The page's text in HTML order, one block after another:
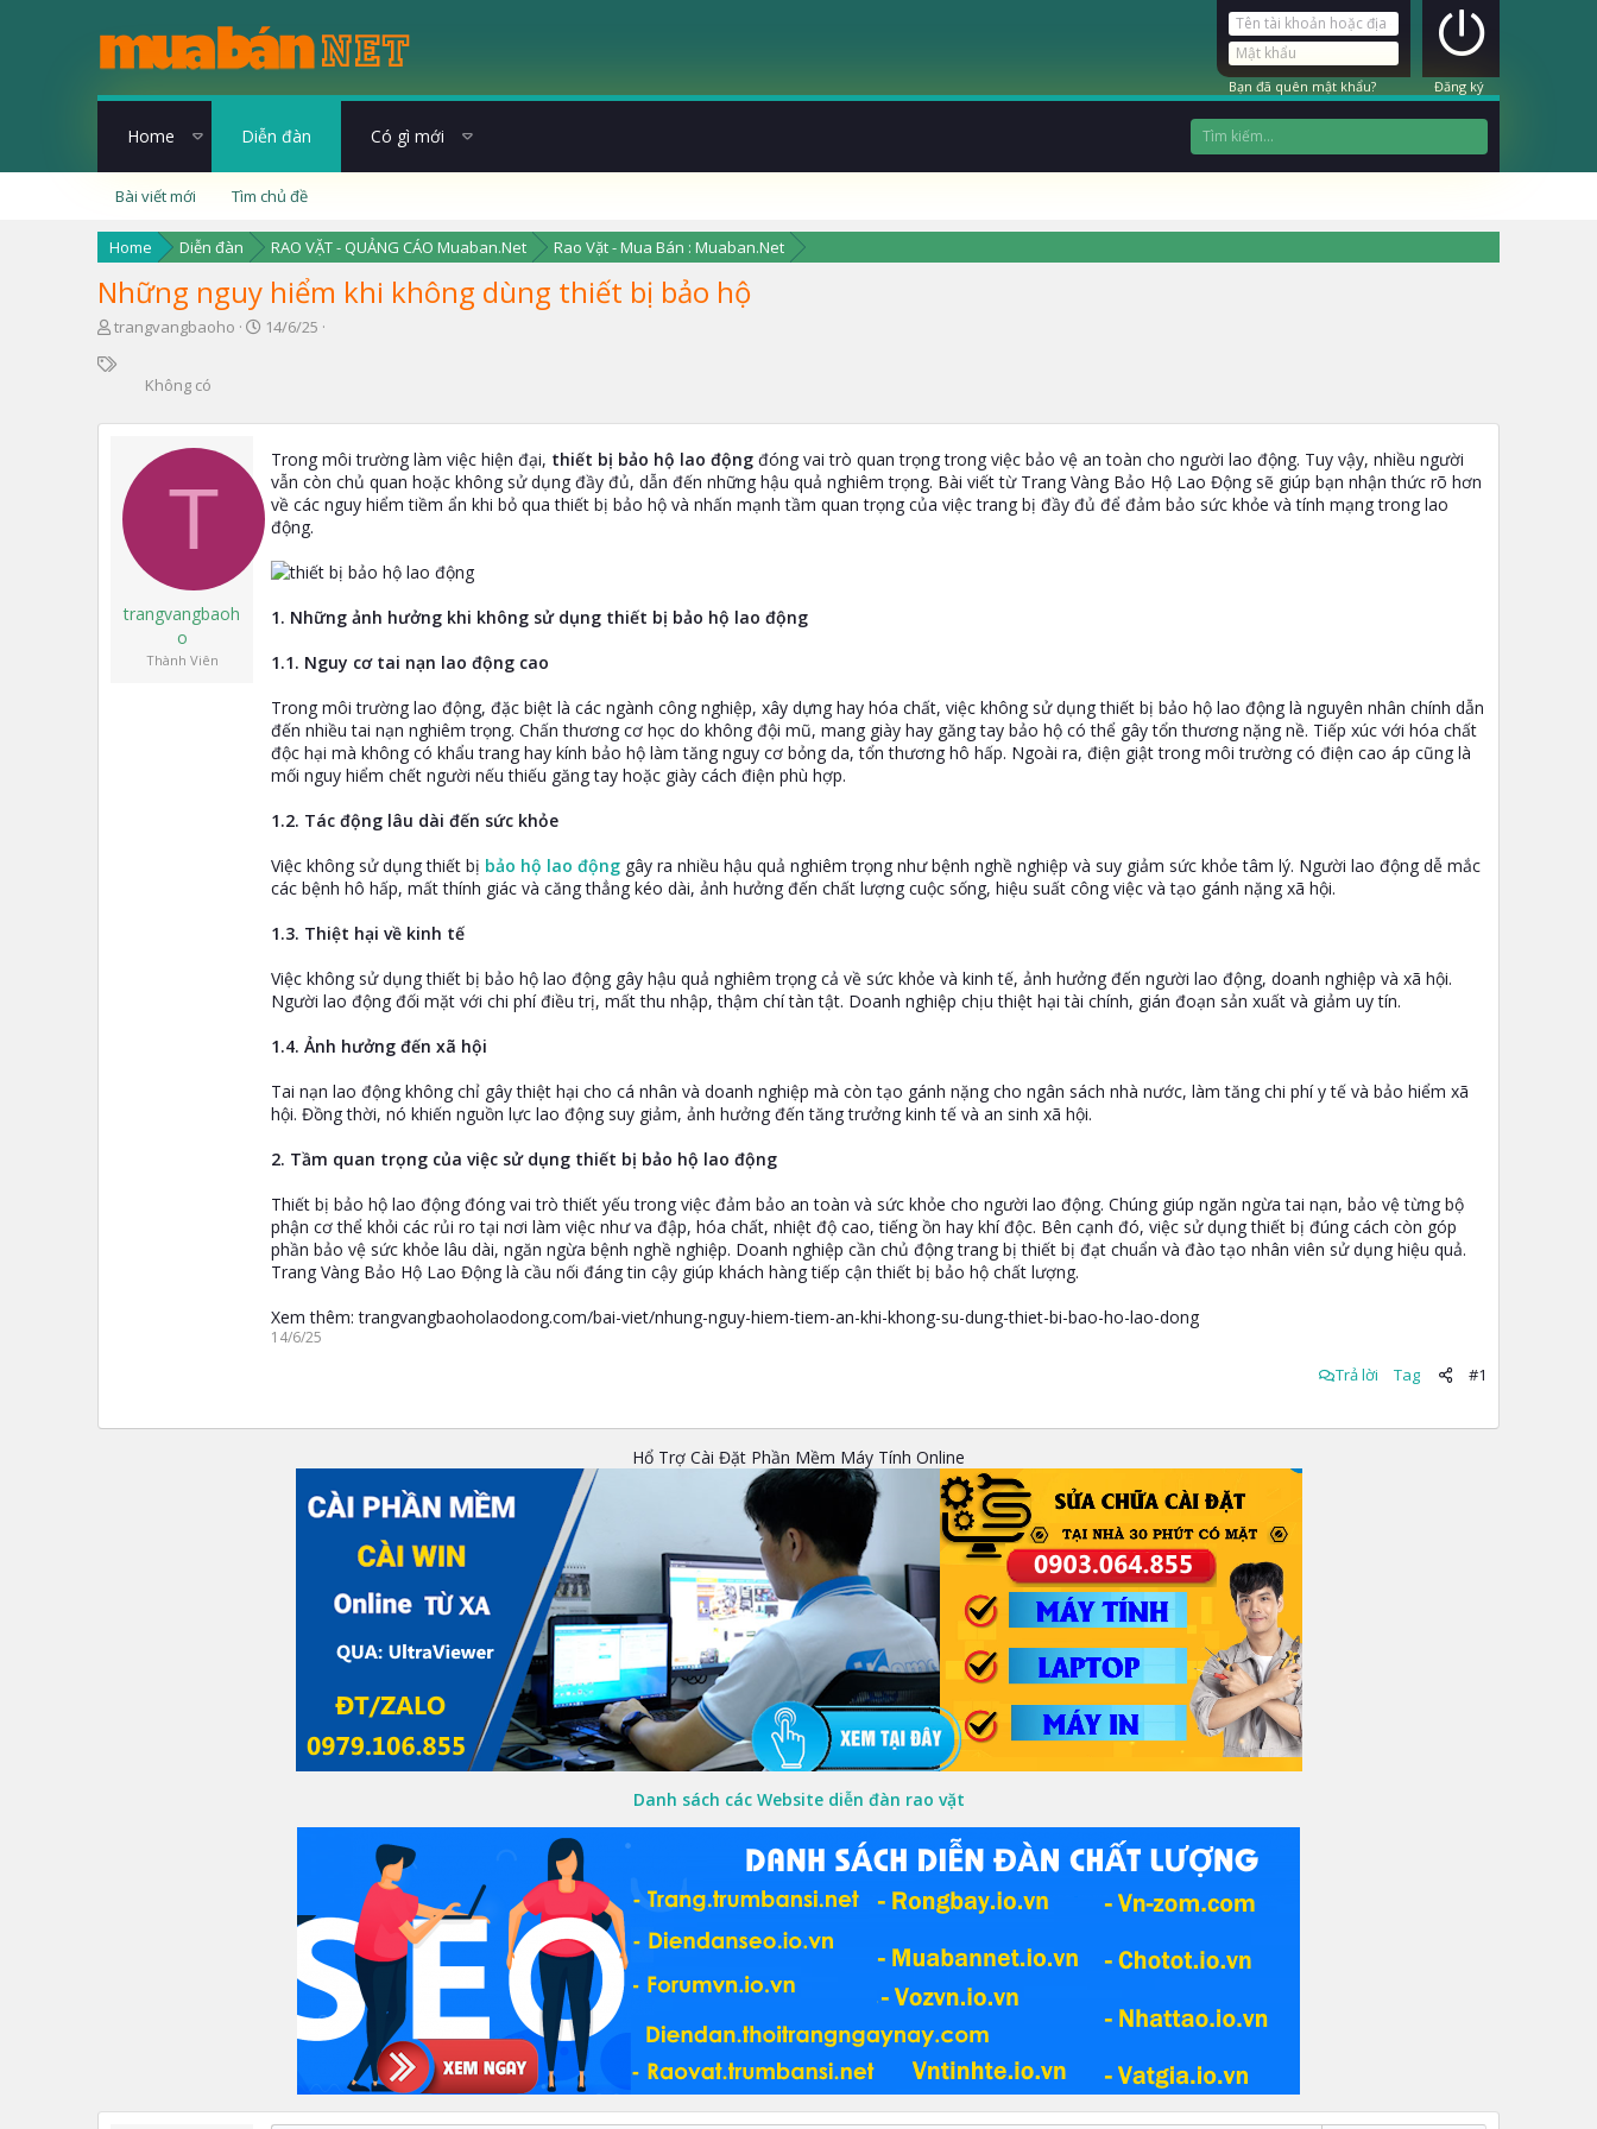
Bạn đã quên mật khẩu? Đăng ký
Home Diễn đàn Có gì mới
Bài viết mới Tìm chủ đề
Home Diễn đàn RAO VẶT - QUẢNG CÁO Muaban.Net Rao Vặt - Mua Bán : Muaban.Net
Những nguy hiểm khi không dùng thiết bị bảo hộ
T
r
trangvangbaoho
N
14/6/25
T
h
Không có
T
trangvangbaoh
o
Thành Viên
Trong môi trường làm việc hiện đại, thiết bị bảo hộ lao động đóng vai trò quan trọng trong việc bảo vệ an toàn cho người lao động. Tuy vậy, nhiều người
vẫn còn chủ quan hoặc không sử dụng đầy đủ, dẫn đến những hậu quả nghiêm trọng. Bài viết từ Trang Vàng Bảo Hộ Lao Động sẽ giúp bạn nhận thức rõ hơn
về các nguy hiểm tiềm ẩn khi bỏ qua thiết bị bảo hộ và nhấn mạnh tầm quan trọng của việc trang bị đầy đủ để đảm bảo sức khỏe và tính mạng trong lao
động.
1. Những ảnh hưởng khi không sử dụng thiết bị bảo hộ lao động
1.1. Nguy cơ tai nạn lao động cao
Trong môi trường lao động, đặc biệt là các ngành công nghiệp, xây dựng hay hóa chất, việc không sử dụng thiết bị bảo hộ lao động là nguyên nhân chính dẫn
đến nhiều tai nạn nghiêm trọng. Chấn thương cơ học do không đội mũ, mang giày hay găng tay bảo hộ có thể gây tổn thương nặng nề. Tiếp xúc với hóa chất
độc hại mà không có khẩu trang hay kính bảo hộ làm tăng nguy cơ bỏng da, tổn thương hô hấp. Ngoài ra, điện giật trong môi trường có điện cao áp cũng là
mối nguy hiểm chết người nếu thiếu găng tay hoặc giày cách điện phù hợp.
1.2. Tác động lâu dài đến sức khỏe
Việc không sử dụng thiết bị bảo hộ lao động gây ra nhiều hậu quả nghiêm trọng như bệnh nghề nghiệp và suy giảm sức khỏe tâm lý. Người lao động dễ mắc
các bệnh hô hấp, mất thính giác và căng thẳng kéo dài, ảnh hưởng đến chất lượng cuộc sống, hiệu suất công việc và tạo gánh nặng xã hội.
1.3. Thiệt hại về kinh tế
Việc không sử dụng thiết bị bảo hộ lao động gây hậu quả nghiêm trọng cả về sức khỏe và kinh tế, ảnh hưởng đến người lao động, doanh nghiệp và xã hội.
Người lao động đối mặt với chi phí điều trị, mất thu nhập, thậm chí tàn tật. Doanh nghiệp chịu thiệt hại tài chính, gián đoạn sản xuất và giảm uy tín.
1.4. Ảnh hưởng đến xã hội
Tai nạn lao động không chỉ gây thiệt hại cho cá nhân và doanh nghiệp mà còn tạo gánh nặng cho ngân sách nhà nước, làm tăng chi phí y tế và bảo hiểm xã
hội. Đồng thời, nó khiến nguồn lực lao động suy giảm, ảnh hưởng đến tăng trưởng kinh tế và an sinh xã hội.
2. Tầm quan trọng của việc sử dụng thiết bị bảo hộ lao động
Thiết bị bảo hộ lao động đóng vai trò thiết yếu trong việc đảm bảo an toàn và sức khỏe cho người lao động. Chúng giúp ngăn ngừa tai nạn, bảo vệ từng bộ
phận cơ thể khỏi các rủi ro tại nơi làm việc như va đập, hóa chất, nhiệt độ cao, tiếng ồn hay khí độc. Bên cạnh đó, việc sử dụng thiết bị đúng cách còn góp
phần bảo vệ sức khỏe lâu dài, ngăn ngừa bệnh nghề nghiệp. Doanh nghiệp cần chủ động trang bị thiết bị đạt chuẩn và đào tạo nhân viên sử dụng hiệu quả.
Trang Vàng Bảo Hộ Lao Động là cầu nối đáng tin cậy giúp khách hàng tiếp cận thiết bị bảo hộ chất lượng.
Xem thêm: trangvangbaoholaodong.com/bai-viet/nhung-nguy-hiem-tiem-an-khi-khong-su-dung-thiet-bi-bao-ho-lao-dong
14/6/25
Trả lời Tag #1
Hổ Trợ Cài Đặt Phần Mềm Máy Tính Online
Danh sách các Website diễn đàn rao vặt